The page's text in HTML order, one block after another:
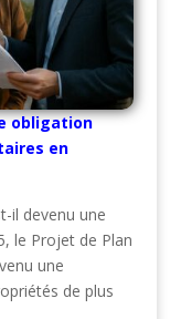
obligation
en
il devenu une
le Projet de Plan
une
de plus